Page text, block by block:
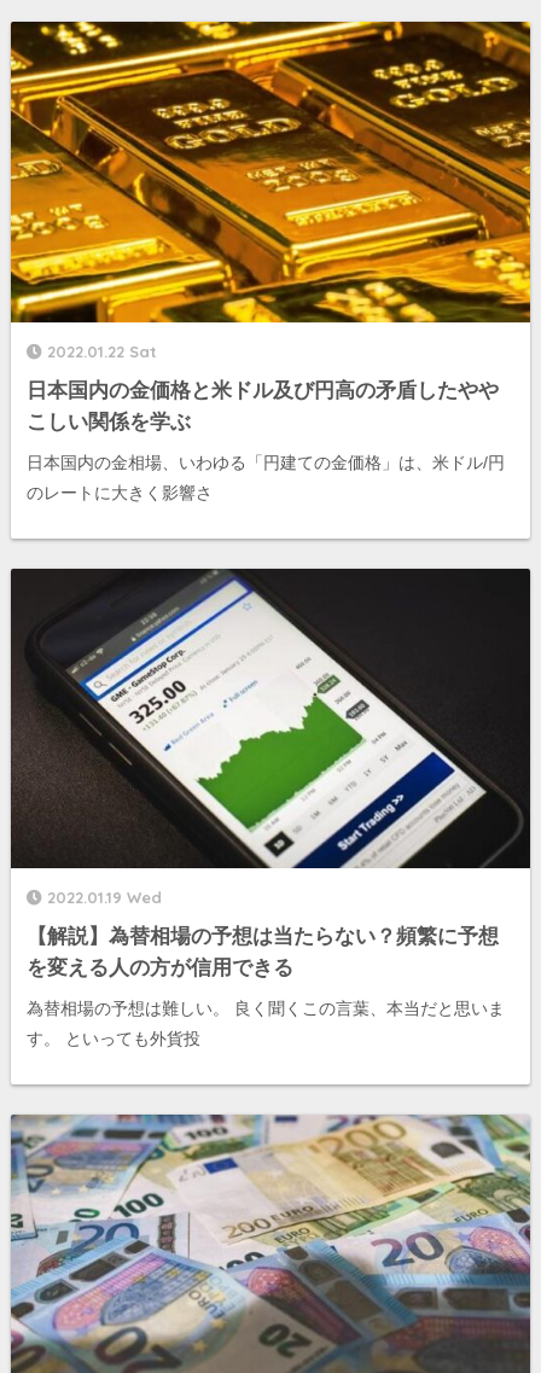
2022.01.22 Sat
日本国内の金価格と米ドル及び円高の矛盾したやや
こしい関係を学ぶ
日本国内の金相場、いわゆる「円建ての金価格」は、米ドル/円
のレートに大きく影響さ
2022.01.19 Wed
【解説】為替相場の予想は当たらない？頻繁に予想
を変える人の方が信用できる
為替相場の予想は難しい。 良く聞くこの言葉、本当だと思いま
す。 といっても外貨投